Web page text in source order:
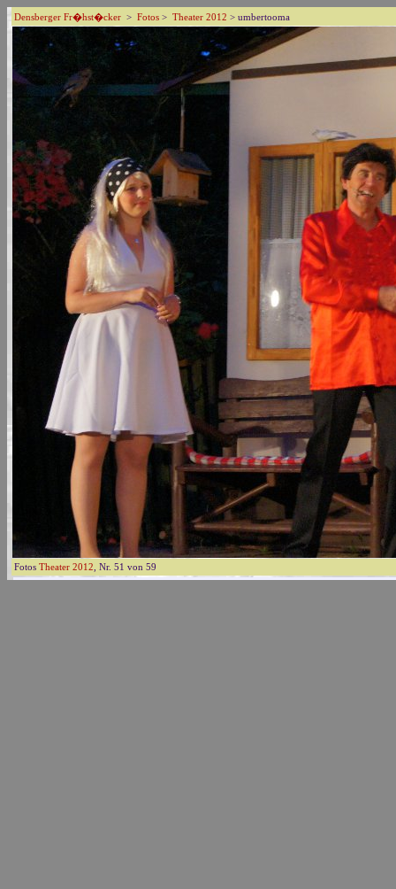
Densberger Fr�hst�cker > Fotos > Theater 2012 > umbertooma
Fotos Theater 2012 , Nr. 51 von 59